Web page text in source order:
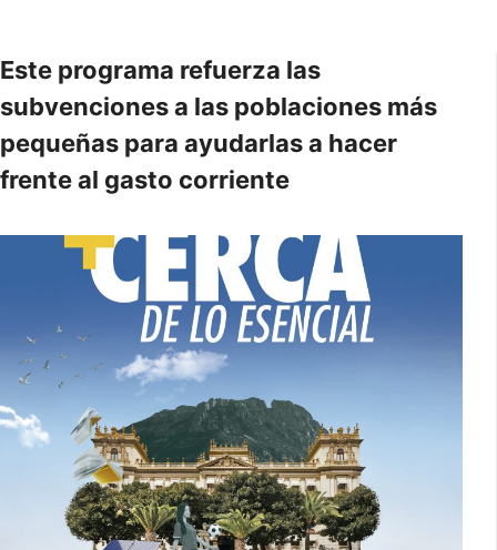
Este programa refuerza las
subvenciones a las poblaciones más
pequeñas para ayudarlas a hacer
frente al gasto corriente